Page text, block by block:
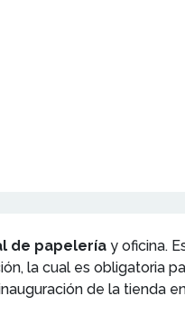
de papelería y oficina.
la cual es obligatoria
de la tienda